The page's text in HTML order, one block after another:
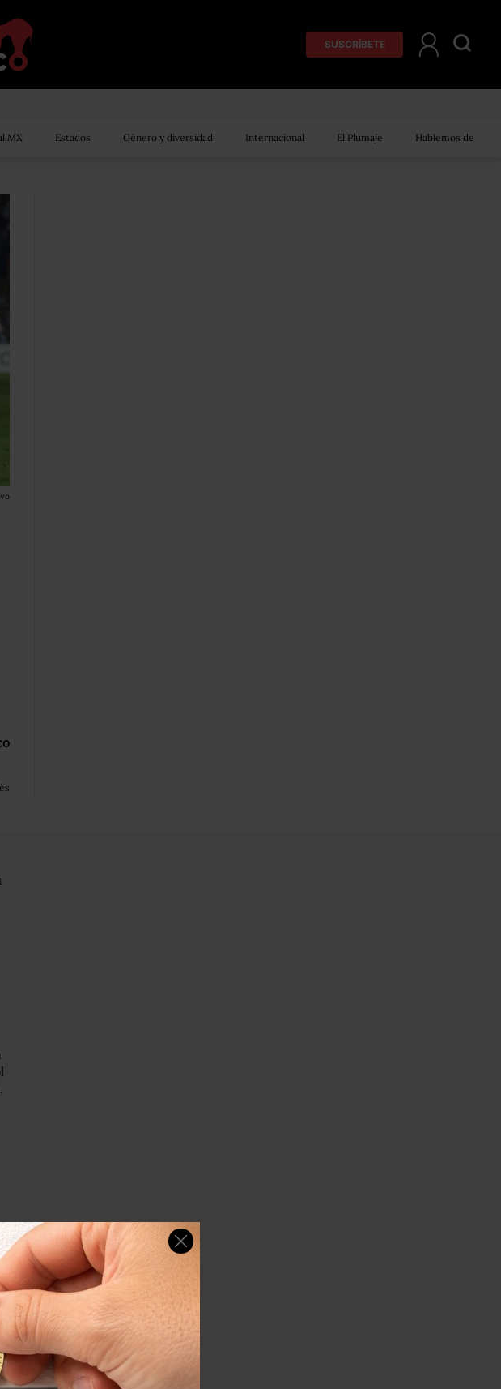
SUSCRÍBETE
MX Estados Género y diversidad Internacional El Plumaje Hablemos de